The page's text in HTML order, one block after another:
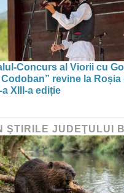
Concurs al Viorii cu
Codoban” revine la Roșia
XIII-a ediție
ŞTIRILE JUDEŢULUI